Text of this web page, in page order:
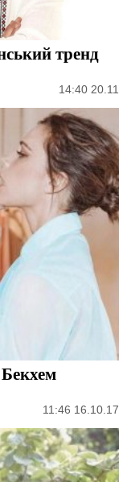
тренд
14:40 20.11
11:46 16.10.17